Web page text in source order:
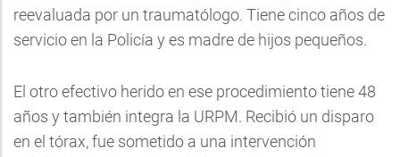
reevaluada por un traumatólogo. Tiene cinco años de
servicio en la Policía y es madre de hijos pequeños.
El otro efectivo herido en ese procedimiento tiene 48
años y también integra la URPM. Recibió un disparo
en el tórax, fue sometido a una intervención